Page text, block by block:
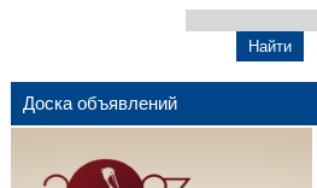
Доска объявлений